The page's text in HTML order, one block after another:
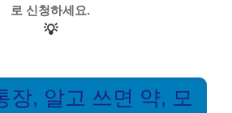
로 신청하세요.
💡
장, 알고 쓰면 약, 모